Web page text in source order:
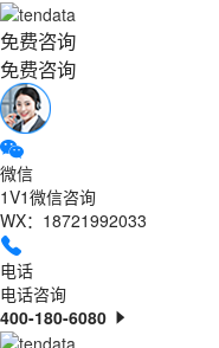
免费咨询
免费咨询
微信
1V1微信咨询
WX：18721992033
电话
电话咨询
400-180-6080